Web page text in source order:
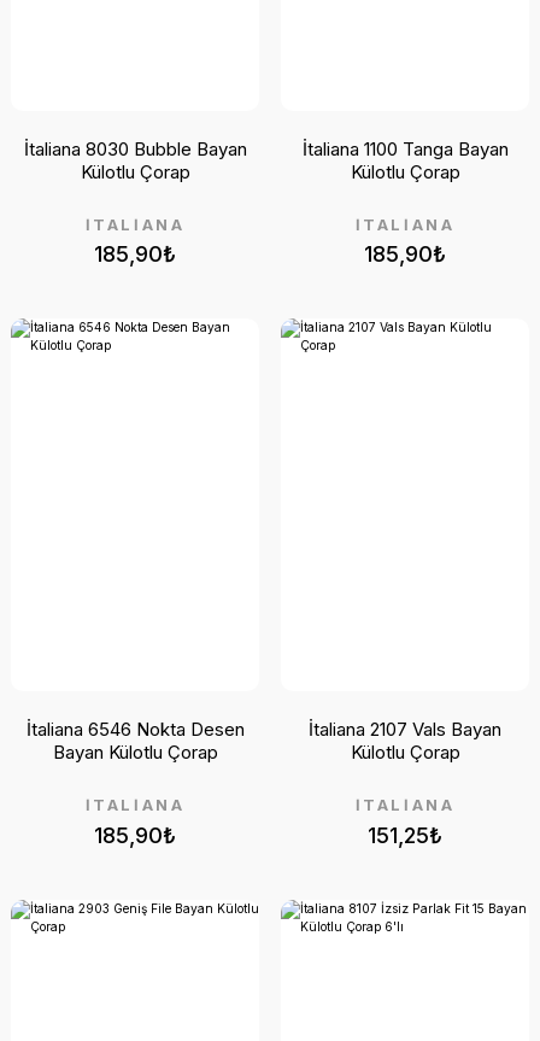
185,90₺
İTALİANA
İtaliana 8030 Bubble Bayan
Külotlu Çorap
185,90₺
İTALİANA
İtaliana 1100 Tanga Bayan
Külotlu Çorap
185,90₺
İTALİANA
İtaliana 6546 Nokta Desen
Bayan Külotlu Çorap
151,25₺
İTALİANA
İtaliana 2107 Vals Bayan
Külotlu Çorap